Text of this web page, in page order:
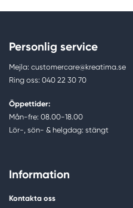
Personlig service
Mejla: customercare@kreatima.se
Ring oss: 040 22 30 70
Öppettider:
Mån-fre: 08.00-18.00
Lör-, sön- & helgdag: stängt
Information
Kontakta oss